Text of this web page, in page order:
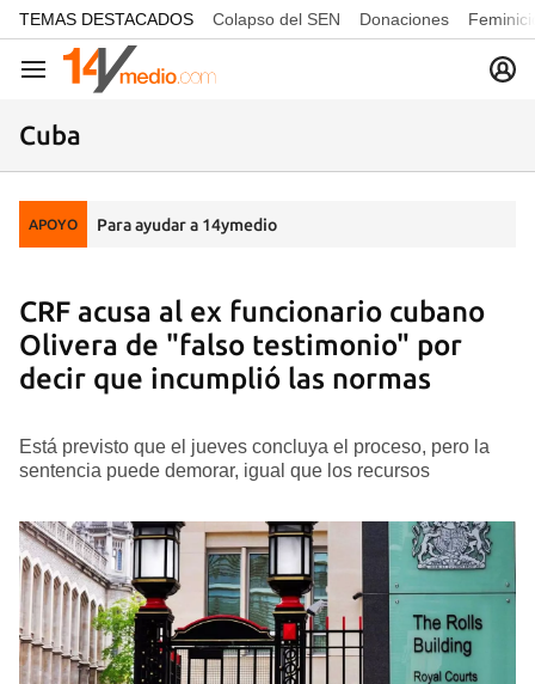
common.go-to-content
TEMAS DESTACADOS Colapso del SEN Donaciones
Navegación
Cuba
APOYO Para ayudar a 14ymedio
CRF acusa al ex funcionario cubano
Olivera de "falso testimonio" por
decir que incumplió las normas
Está previsto que el jueves concluya el proceso, pero la
sentencia puede demorar, igual que los recursos